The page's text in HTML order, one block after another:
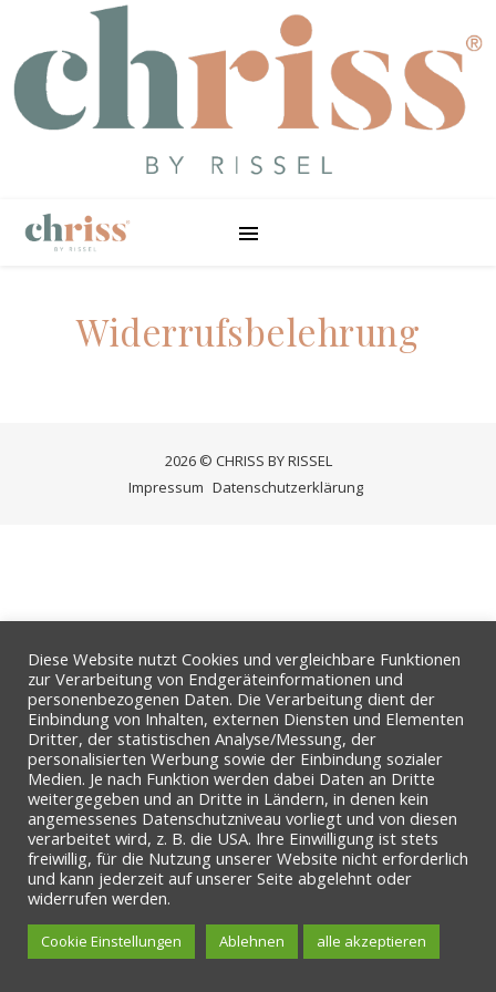
Widerrufsbelehrung
2026 © CHRISS BY RISSEL
Impressum Datenschutzerklärung
Diese Website nutzt Cookies und vergleichbare Funktionen
zur Verarbeitung von Endgeräteinformationen und
personenbezogenen Daten. Die Verarbeitung dient der
Einbindung von Inhalten, externen Diensten und Elementen
Dritter, der statistischen Analyse/Messung, der
personalisierten Werbung sowie der Einbindung sozialer
Medien. Je nach Funktion werden dabei Daten an Dritte
weitergegeben und an Dritte in Ländern, in denen kein
angemessenes Datenschutzniveau vorliegt und von diesen
verarbeitet wird, z. B. die USA. Ihre Einwilligung ist stets
freiwillig, für die Nutzung unserer Website nicht erforderlich
und kann jederzeit auf unserer Seite abgelehnt oder
widerrufen werden.
Cookie Einstellungen Ablehnen alle akzeptieren